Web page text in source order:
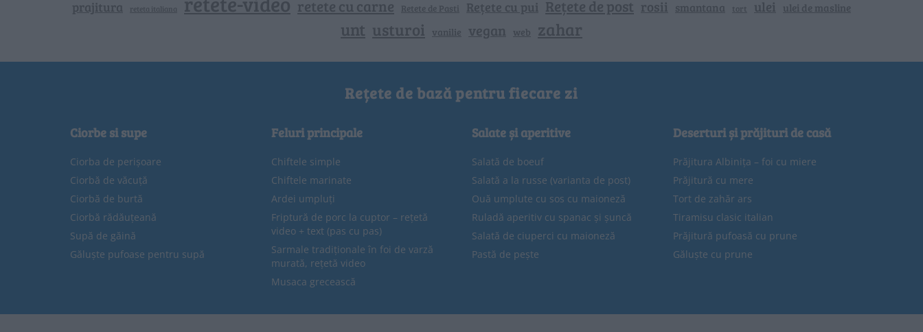
prajitura reteta italiana retete cu carne Retete de Pasti Rețete cu pui Rețete de post rosii smantana tort ulei ulei de masline
unt usturoi vanilie vegan web zahar
Rețete de bază pentru fiecare zi
Ciorbe si supe
Ciorba de perișoare
Ciorbă de văcuță
Ciorbă de burtă
Ciorbă rădăuțeană
Supă de găină
Găluște pufoase pentru supă
Feluri principale
Chiftele simple
Chiftele marinate
Ardei umpluți
Friptură de porc la cuptor – rețetă
video + text (pas cu pas)
Sarmale tradiționale în foi de varză
murată, rețetă video
Musaca grecească
Salate și aperitive
Salată de boeuf
Salată a la russe (varianta de post)
Ouă umplute cu sos cu maioneză
Ruladă aperitiv cu spanac și șuncă
Salată de ciuperci cu maioneză
Pastă de pește
Deserturi și prăjituri de casă
Prăjitura Albinița – foi cu miere
Prăjitură cu mere
Tort de zahăr ars
Tiramisu clasic italian
Prăjitură pufoasă cu prune
Găluște cu prune